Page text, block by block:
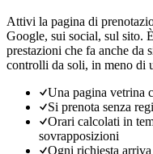
Attivi la pagina di
Google, sui social, sul sito.
prestazioni che fa anche da
controlli da soli, in meno di
Una pagina vetrina
Si prenota senza
Orari calcolati in
sovrapposizioni
Ogni richiesta